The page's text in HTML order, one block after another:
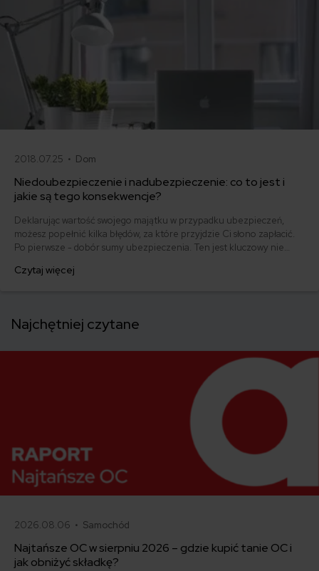
2018.07.25 • Dom
Niedoubezpieczenie i nadubezpieczenie: co to jest i
jakie są tego konsekwencje?
Deklarując wartość swojego majątku w przypadku ubezpieczeń,
możesz popełnić kilka błędów, za które przyjdzie Ci słono zapłacić.
Po pierwsze - dobór sumy ubezpieczenia. Ten jest kluczowy nie
wartości chronionych dóbr może doprowadzić do nadubezpieczenia
Czytaj więcej
Najchętniej czytane
2026.08.06 • Samochód
Najtańsze OC w sierpniu 2026 – gdzie kupić tanie OC i
jak obniżyć składkę?